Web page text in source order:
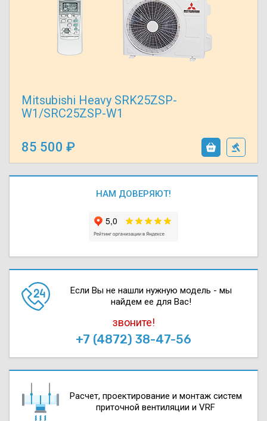
Mitsubishi Heavy SRK25ZSP-
W1/SRC25ZSP-W1
85 500
НАМ ДОВЕРЯЮТ!
Если Вы не нашли нужную модель - мы
найдем ее для Вас!
звоните!
+7 (4872) 38-47-56
Расчет, проектирова­ние и монтаж систем
приточной вентиляции и VRF